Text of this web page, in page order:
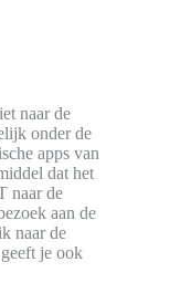
naar de
onder de
apps van
dat het
naar de
aan de
naar de
je ook